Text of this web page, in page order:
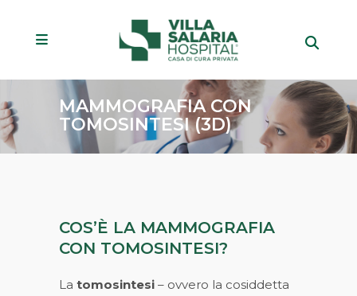
MAMMOGRAFIA CON
TOMOSINTESI (3D)
COS’È LA MAMMOGRAFIA
CON TOMOSINTESI?
La tomosintesi – ovvero la cosiddetta